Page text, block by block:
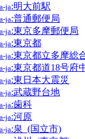
ja:明大前駅
ja:普通郵便局
ja:東京多摩郵便局
ja:東京都
ja:東京都立多摩総
ja:東京都道18号府
ja:東日本大震災
ja:武蔵野台地
ja:歯科
ja:河原
ja:泉_(国立市)